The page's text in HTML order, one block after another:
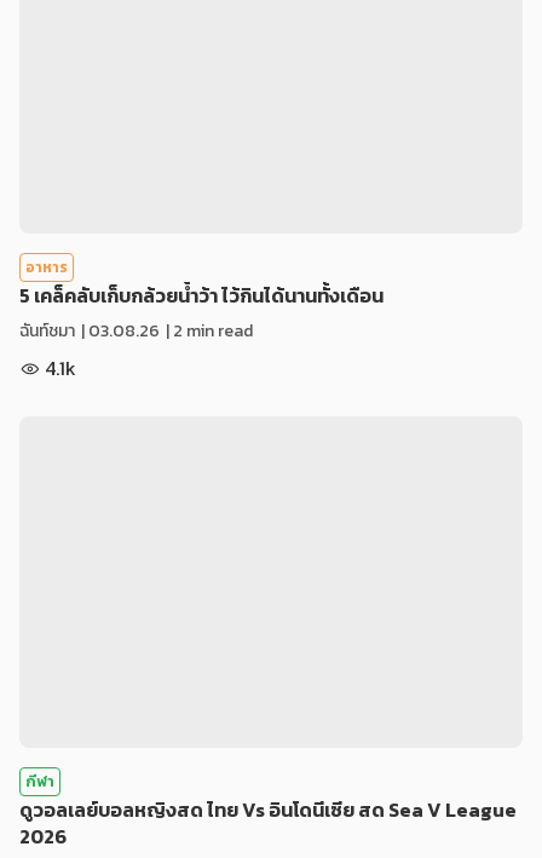
อาหาร
5 เคล็คลับเก็บกล้วยน้ำว้า ไว้กินได้นานทั้งเดือน
ฉันท์ชมา |03.08.26 | 2 min read
4.1k
กีฬา
ดูวอลเลย์บอลหญิงสด ไทย Vs อินโดนีเซีย สด Sea V League
2026